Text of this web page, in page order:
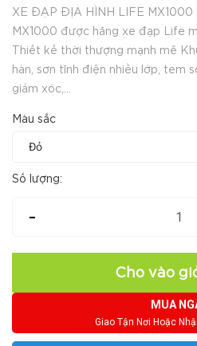
XE ĐẠP ĐỊA HÌNH LIFE MX1000
MX1000 được hãng xe đạp Life
Thiết kế thời thượng mạnh mẽ
hàn, sơn tĩnh điện nhiều lớp, tem
giảm xóc,...
Màu sắc
Số lượng:
-
Cho vào
MUA
Giao Tận Nơi Hoặc